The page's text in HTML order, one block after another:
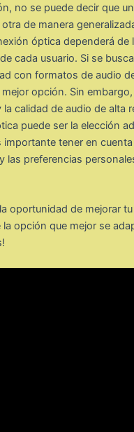
no se puede decir que
de manera
óptica dependerá de
cada usuario. Si se
con formatos de audio
opción. Sin
la calidad de audio de alta
puede ser la elección
importante tener en
las preferencias
oportunidad de mejorar
la opción que mejor se